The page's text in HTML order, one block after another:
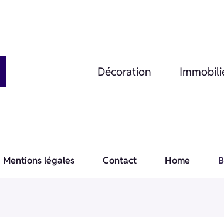
Décoration
Mentions légales Contact Home